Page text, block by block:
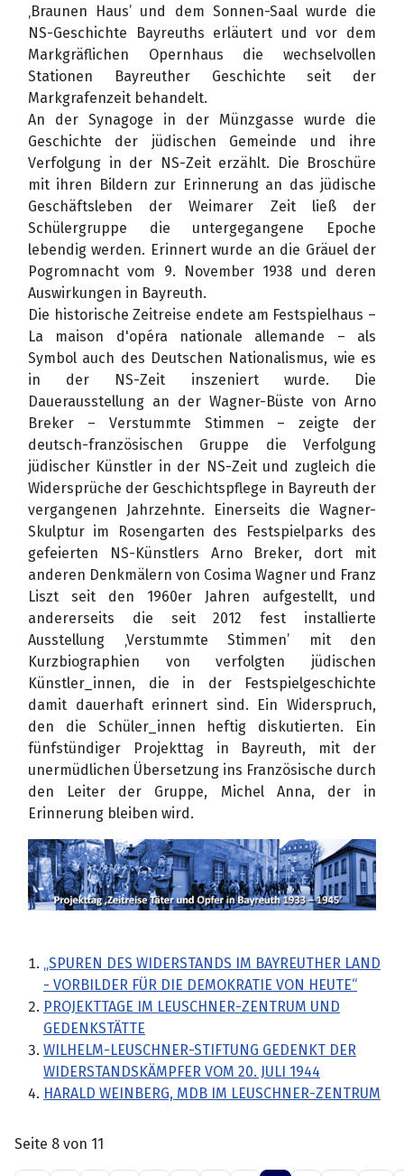
‚Braunen Haus’ und dem Sonnen-Saal wurde die
NS-Geschichte Bayreuths erläutert und vor dem
Markgräflichen Opernhaus die wechselvollen
Stationen Bayreuther Geschichte seit der
Markgrafenzeit behandelt.
An der Synagoge in der Münzgasse wurde die
Geschichte der jüdischen Gemeinde und ihre
Verfolgung in der NS-Zeit erzählt. Die Broschüre
mit ihren Bildern zur Erinnerung an das jüdische
Geschäftsleben der Weimarer Zeit ließ der
Schülergruppe die untergegangene Epoche
lebendig werden. Erinnert wurde an die Gräuel der
Pogromnacht vom 9. November 1938 und deren
Auswirkungen in Bayreuth.
Die historische Zeitreise endete am Festspielhaus –
La maison d'opéra nationale allemande – als
Symbol auch des Deutschen Nationalismus, wie es
in der NS-Zeit inszeniert wurde. Die
Dauerausstellung an der Wagner-Büste von Arno
Breker – Verstummte Stimmen – zeigte der
deutsch-französischen Gruppe die Verfolgung
jüdischer Künstler in der NS-Zeit und zugleich die
Widersprüche der Geschichtspflege in Bayreuth der
vergangenen Jahrzehnte. Einerseits die Wagner-
Skulptur im Rosengarten des Festspielparks des
gefeierten NS-Künstlers Arno Breker, dort mit
anderen Denkmälern von Cosima Wagner und Franz
Liszt seit den 1960er Jahren aufgestellt, und
andererseits die seit 2012 fest installierte
Ausstellung ‚Verstummte Stimmen’ mit den
Kurzbiographien von verfolgten jüdischen
Künstler_innen, die in der Festspielgeschichte
damit dauerhaft erinnert sind. Ein Widerspruch,
den die Schüler_innen heftig diskutierten. Ein
fünfstündiger Projekttag in Bayreuth, mit der
unermüdlichen Übersetzung ins Französische durch
den Leiter der Gruppe, Michel Anna, der in
Erinnerung bleiben wird.
„SPUREN DES WIDERSTANDS IM BAYREUTHER LAND
- VORBILDER FÜR DIE DEMOKRATIE VON HEUTE“
PROJEKTTAGE IM LEUSCHNER-ZENTRUM UND
GEDENKSTÄTTE
WILHELM-LEUSCHNER-STIFTUNG GEDENKT DER
WIDERSTANDSKÄMPFER VOM 20. JULI 1944
HARALD WEINBERG, MDB IM LEUSCHNER-ZENTRUM
Seite 8 von 11